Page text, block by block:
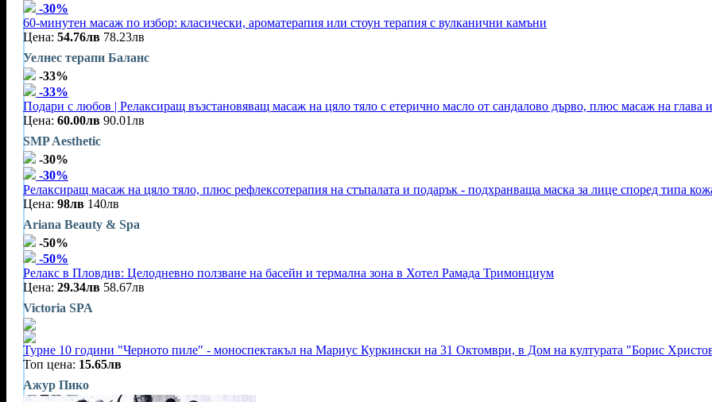
-30%
60-минутен масаж по избор: класически, ароматерапия или стоун терапия с вулканични камъни
Цена: 54.76лв 78.23лв
Уелнес терапи Баланс
-33%
-33%
Подари с любов | Релаксиращ възстановяващ масаж на цяло тяло с етерично масло от сандалово дърво, плюс масаж на
Цена: 60.00лв 90.01лв
SMP Aesthetic
-30%
-30%
Релаксиращ масаж на цяло тяло, плюс рефлексотерапия на стъпалата и подарък - подхранваща маска за лице според типа
Цена: 98лв 140лв
Ariana Beauty & Spa
-50%
-50%
Релакс в Пловдив: Целодневно ползване на басейн и термална зона в Хотел Рамада Тримонциум
Цена: 29.34лв 58.67лв
Victoria SPA
Турне 10 години "Черното пиле" - моноспектакъл на Мариус Куркински на 31 Октомври, в Дом на културата "Борис
Топ цена: 15.65лв
Ажур Пико